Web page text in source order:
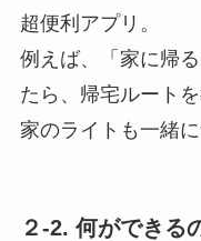
超便利アプリ。
例えば、「家に帰
たら、帰宅ルート
家のライトも一緒
２-2. 何ができる